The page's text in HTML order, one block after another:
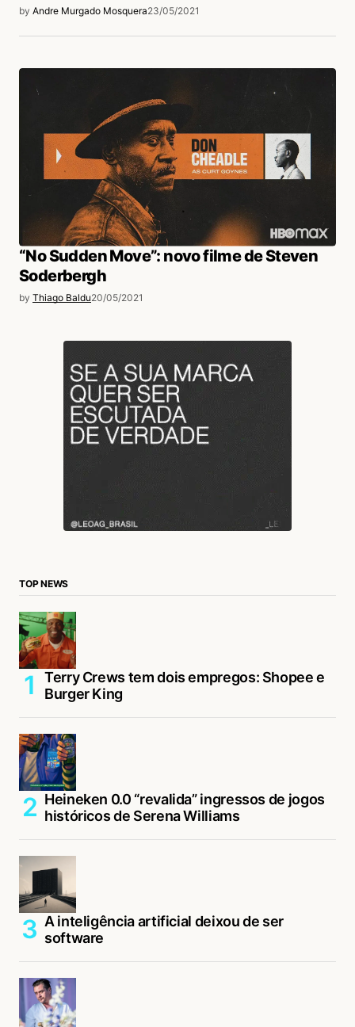
by Andre Murgado Mosquera23/05/2021
“No Sudden Move”: novo filme de Steven
Soderbergh
by Thiago Baldu20/05/2021
TOP NEWS
Terry Crews tem dois empregos: Shopee e
Burger King
Heineken 0.0 “revalida” ingressos de jogos
históricos de Serena Williams
A inteligência artificial deixou de ser
software